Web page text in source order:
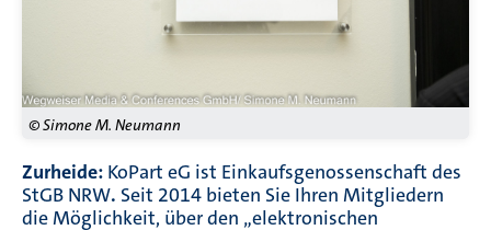
© Simone M. Neumann
Zurheide: KoPart eG ist Einkaufsgenossenschaft des
StGB NRW. Seit 2014 bieten Sie Ihren Mitgliedern
die Möglichkeit, über den „elektronischen